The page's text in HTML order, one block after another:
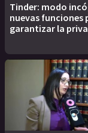
Tinder: modo
nuevas funciones
garantizar la